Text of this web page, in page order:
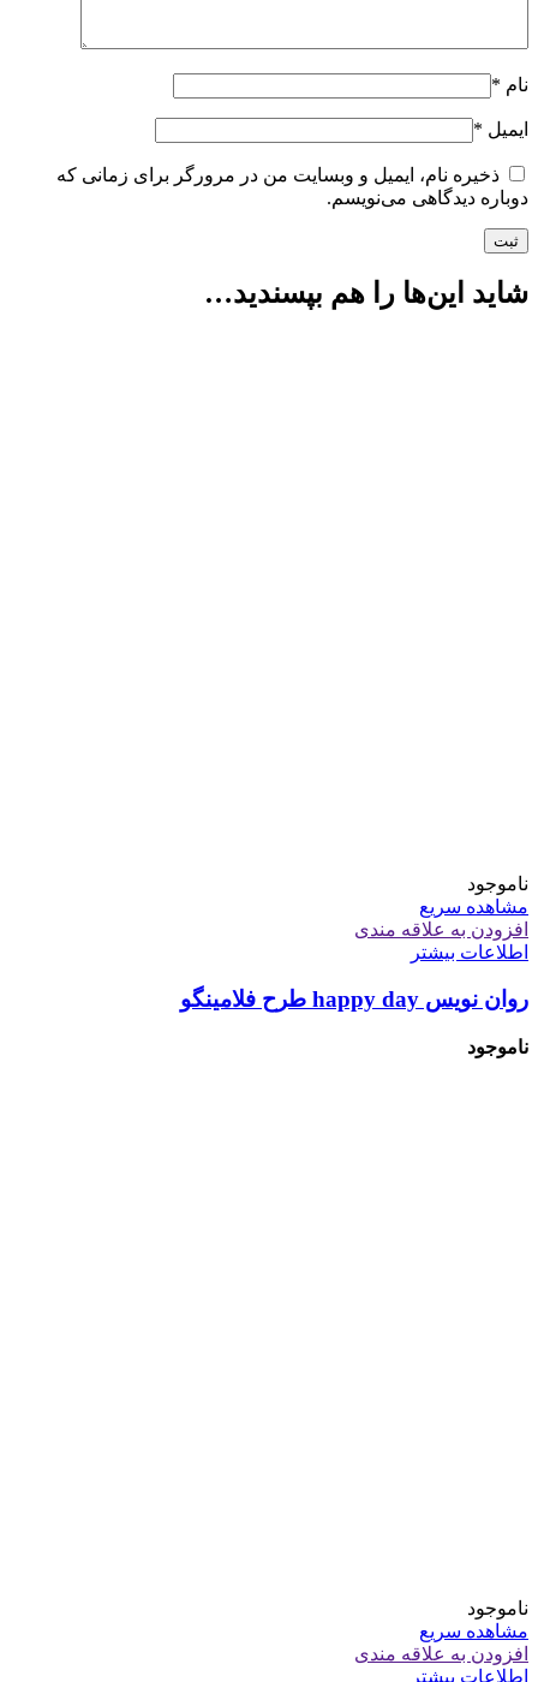
نام *
ایمیل *
ذخیره نام، ایمیل و وبسایت من در مرورگر برای زمانی که
دوباره دیدگاهی می‌نویسم.
شاید این‌ها را هم بپسندید…
ناموجود
مشاهده سریع
افزودن به علاقه مندی
اطلاعات بیشتر
روان نویس happy day طرح فلامینگو
ناموجود
ناموجود
مشاهده سریع
افزودن به علاقه مندی
اطلاعات بیشتر